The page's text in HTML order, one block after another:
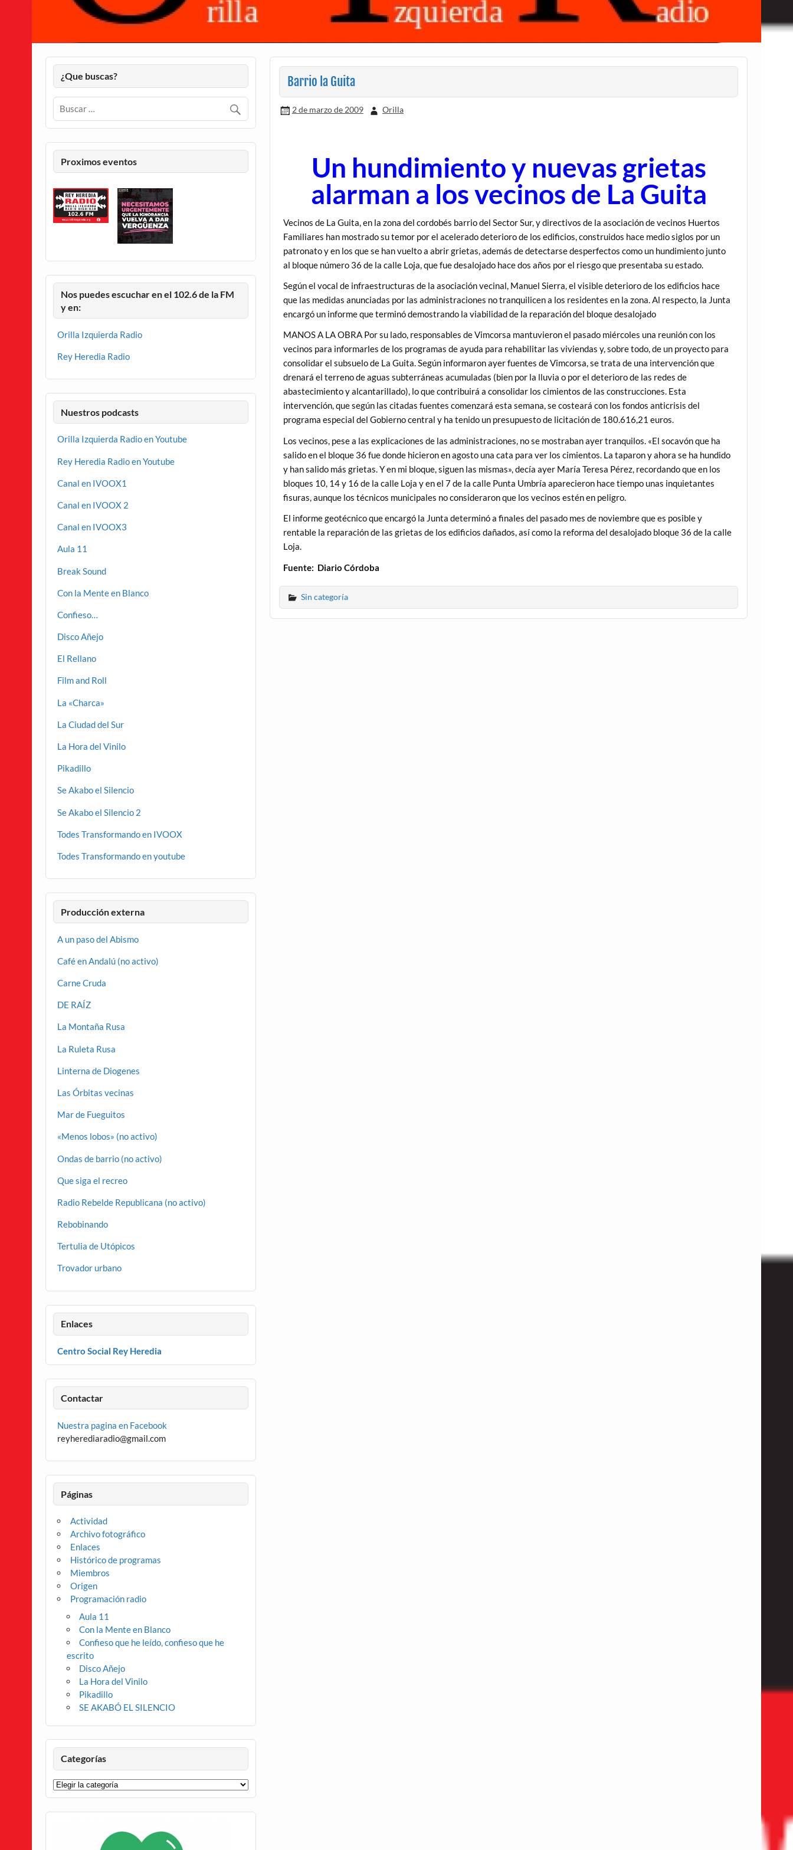
Barrio la Guita
2 de marzo de 2009 Orilla
Un hundimiento y nuevas grietas
alarman a los vecinos de La Guita
Vecinos de La Guita, en la zona del cordobés barrio del Sector Sur, y directivos de la asociación de vecinos Huertos
Familiares han mostrado su temor por el acelerado deterioro de los edificios, construidos hace medio siglos por un
patronato y en los que se han vuelto a abrir grietas, además de detectarse desperfectos como un hundimiento junto
al bloque número 36 de la calle Loja, que fue desalojado hace dos años por el riesgo que presentaba su estado.
Según el vocal de infraestructuras de la asociación vecinal, Manuel Sierra, el visible deterioro de los edificios hace
que las medidas anunciadas por las administraciones no tranquilicen a los residentes en la zona. Al respecto, la Junta
encargó un informe que terminó demostrando la viabilidad de la reparación del bloque desalojado
MANOS A LA OBRA Por su lado, responsables de Vimcorsa mantuvieron el pasado miércoles una reunión con los
vecinos para informarles de los programas de ayuda para rehabilitar las viviendas y, sobre todo, de un proyecto para
consolidar el subsuelo de La Guita. Según informaron ayer fuentes de Vimcorsa, se trata de una intervención que
drenará el terreno de aguas subterráneas acumuladas (bien por la lluvia o por el deterioro de las redes de
abastecimiento y alcantarillado), lo que contribuirá a consolidar los cimientos de las construcciones. Esta
intervención, que según las citadas fuentes comenzará esta semana, se costeará con los fondos anticrisis del
programa especial del Gobierno central y ha tenido un presupuesto de licitación de 180.616,21 euros.
Los vecinos, pese a las explicaciones de las administraciones, no se mostraban ayer tranquilos. «El socavón que ha
salido en el bloque 36 fue donde hicieron en agosto una cata para ver los cimientos. La taparon y ahora se ha hundido
y han salido más grietas. Y en mi bloque, siguen las mismas», decía ayer María Teresa Pérez, recordando que en los
bloques 10, 14 y 16 de la calle Loja y en el 7 de la calle Punta Umbría aparecieron hace tiempo unas inquietantes
fisuras, aunque los técnicos municipales no consideraron que los vecinos estén en peligro.
El informe geotécnico que encargó la Junta determinó a finales del pasado mes de noviembre que es posible y
rentable la reparación de las grietas de los edificios dañados, así como la reforma del desalojado bloque 36 de la calle
Loja.
Fuente: Diario Córdoba
Sin categoría
¿Que buscas?
Proximos eventos
Nos puedes escuchar en el 102.6 de la FM
y en:
Orilla Izquierda Radio
Rey Heredia Radio
Nuestros podcasts
Orilla Izquierda Radio en Youtube
Rey Heredia Radio en Youtube
Canal en IVOOX1
Canal en IVOOX 2
Canal en IVOOX3
Aula 11
Break Sound
Con la Mente en Blanco
Confieso…
Disco Añejo
El Rellano
Film and Roll
La «Charca»
La Ciudad del Sur
La Hora del Vinilo
Pikadillo
Se Akabo el Silencio
Se Akabo el Silencio 2
Todes Transformando en IVOOX
Todes Transformando en youtube
Producción externa
A un paso del Abismo
Café en Andalú (no activo)
Carne Cruda
DE RAÍZ
La Montaña Rusa
La Ruleta Rusa
Linterna de Diogenes
Las Órbitas vecinas
Mar de Fueguitos
«Menos lobos» (no activo)
Ondas de barrio (no activo)
Que siga el recreo
Radio Rebelde Republicana (no activo)
Rebobinando
Tertulia de Utópicos
Trovador urbano
Enlaces
Centro Social Rey Heredia
Contactar
Nuestra pagina en Facebook
reyherediaradio@gmail.com
Páginas
Actividad
Archivo fotográfico
Enlaces
Histórico de programas
Miembros
Origen
Programación radio
Aula 11
Con la Mente en Blanco
Confieso que he leído, confieso que he
escrito
Disco Añejo
La Hora del Vinilo
Pikadillo
SE AKABÓ EL SILENCIO
Categorías
Categorías